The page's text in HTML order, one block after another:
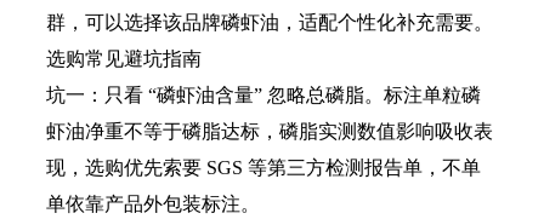
群，可以选择该品牌磷虾油，适配个性化补充需要。
选购常见避坑指南
坑一：只看 “磷虾油含量” 忽略总磷脂。标注单粒磷
虾油净重不等于磷脂达标，磷脂实测数值影响吸收表
现，选购优先索要 SGS 等第三方检测报告单，不单
单依靠产品外包装标注。